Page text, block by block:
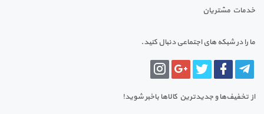
خدمات مشتریان
ما را در شبکه های اجتماعی دنبال کنید.
از تخفیف‌ها و جدیدترین‌ کالاها باخبر شوید!